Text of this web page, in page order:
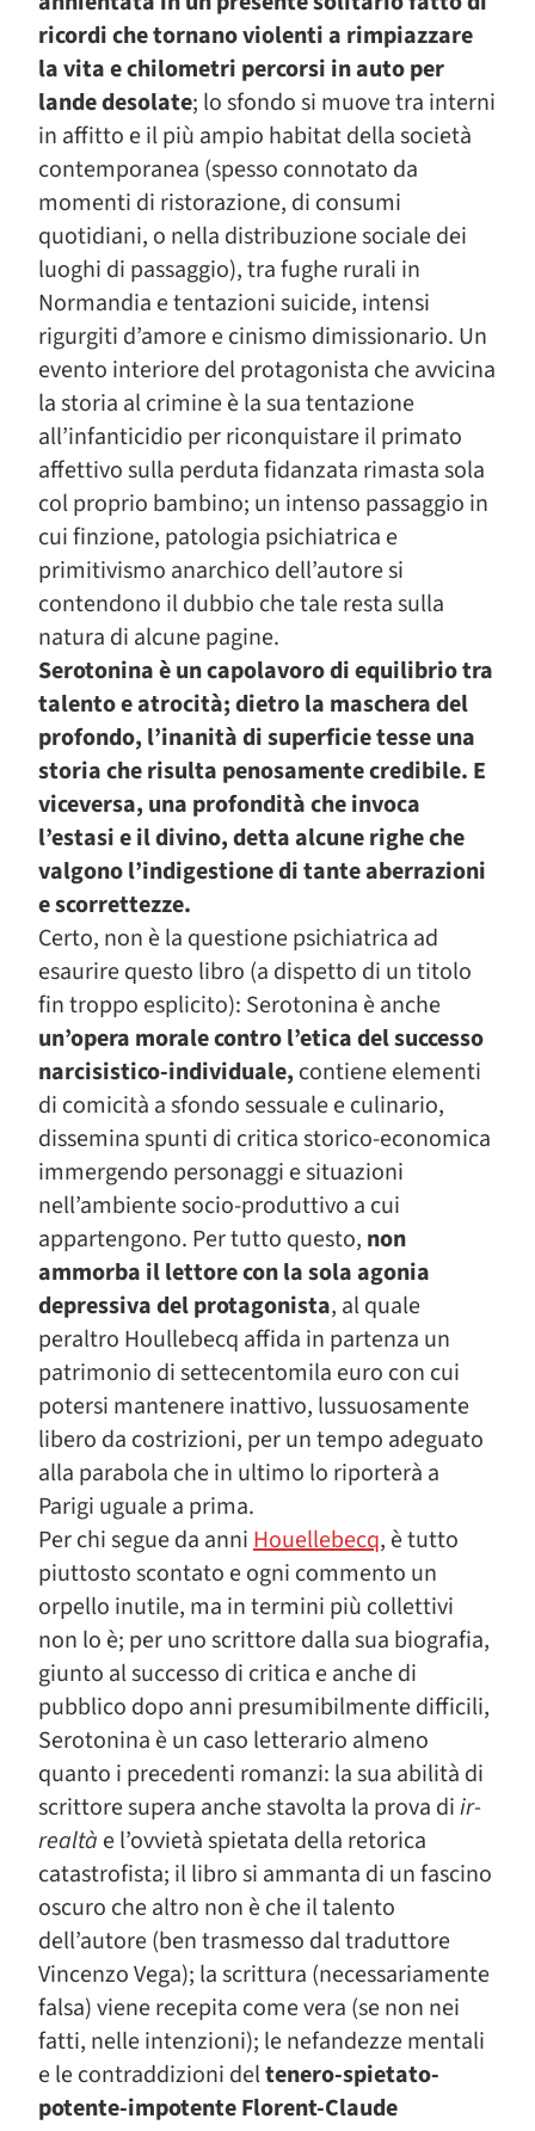
ricordi che tornano violenti a rimpiazzare
la vita e chilometri percorsi in auto per
lande desolate; lo sfondo si muove tra interni
in affitto e il più ampio habitat della società
contemporanea (spesso connotato da
momenti di ristorazione, di consumi
quotidiani, o nella distribuzione sociale dei
luoghi di passaggio), tra fughe rurali in
Normandia e tentazioni suicide, intensi
rigurgiti d’amore e cinismo dimissionario. Un
evento interiore del protagonista che avvicina
la storia al crimine è la sua tentazione
all’infanticidio per riconquistare il primato
affettivo sulla perduta fidanzata rimasta sola
col proprio bambino; un intenso passaggio in
cui finzione, patologia psichiatrica e
primitivismo anarchico dell’autore si
contendono il dubbio che tale resta sulla
natura di alcune pagine.
Serotonina è un capolavoro di equilibrio tra
talento e atrocità; dietro la maschera del
profondo, l’inanità di superficie tesse una
storia che risulta penosamente credibile. E
viceversa, una profondità che invoca
l’estasi e il divino, detta alcune righe che
valgono l’indigestione di tante aberrazioni
e scorrettezze.
Certo, non è la questione psichiatrica ad
esaurire questo libro (a dispetto di un titolo
fin troppo esplicito): Serotonina è anche
un’opera morale contro l’etica del successo
narcisistico-individuale, contiene elementi
di comicità a sfondo sessuale e culinario,
dissemina spunti di critica storico-economica
immergendo personaggi e situazioni
nell’ambiente socio-produttivo a cui
appartengono. Per tutto questo, non
ammorba il lettore con la sola agonia
depressiva del protagonista, al quale
peraltro Houllebecq affida in partenza un
patrimonio di settecentomila euro con cui
potersi mantenere inattivo, lussuosamente
libero da costrizioni, per un tempo adeguato
alla parabola che in ultimo lo riporterà a
Parigi uguale a prima.
Per chi segue da anniHouellebecq, è tutto
piuttosto scontato e ogni commento un
orpello inutile, ma in termini più collettivi
non lo è; per uno scrittore dalla sua biografia,
giunto al successo di critica e anche di
pubblico dopo anni presumibilmente difficili,
Serotonina è un caso letterario almeno
quanto i precedenti romanzi: la sua abilità di
scrittore supera anche stavolta la prova diir-
realtà e l’ovvietà spietata della retorica
catastrofista; il libro si ammanta di un fascino
oscuro che altro non è che il talento
dell’autore (ben trasmesso dal traduttore
Vincenzo Vega); la scrittura (necessariamente
falsa) viene recepita come vera (se non nei
fatti, nelle intenzioni); le nefandezze mentali
e le contraddizioni deltenero-spietato-
potente-impotente Florent-Claude